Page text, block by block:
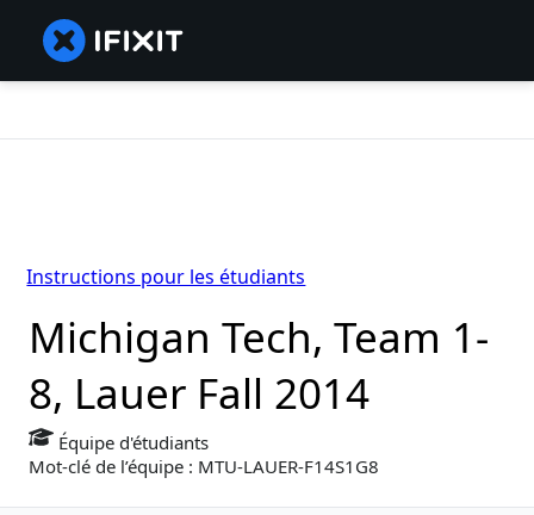
Michigan Tech, Team 1-
8, Lauer Fall 2014
Équipe d'étudiants
Mot-clé de l’équipe : MTU-LAUER-F14S1G8
Instructions pour les étudiants